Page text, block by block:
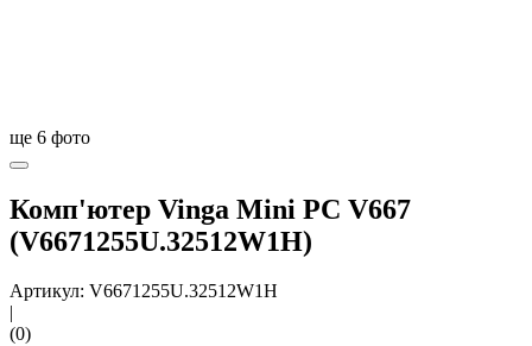
ще 6 фото
Комп'ютер Vinga Mini PC V667
(V6671255U.32512W1H)
Артикул: V6671255U.32512W1H
(0)